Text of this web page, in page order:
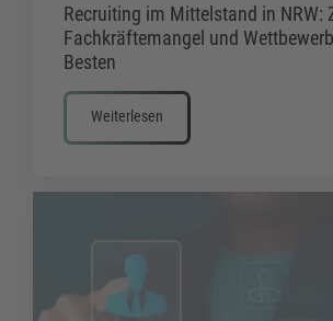
Recruiting im Mittelstand in NRW:
Fachkräftemangel und
Besten
Weiterlesen